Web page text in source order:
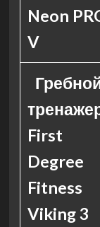
Neon
V
First
Degree
Fitness
Viking 3